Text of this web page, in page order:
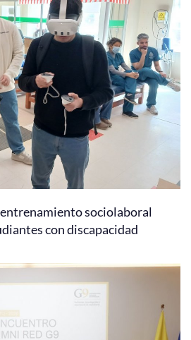
sociolaboral
con discapacidad